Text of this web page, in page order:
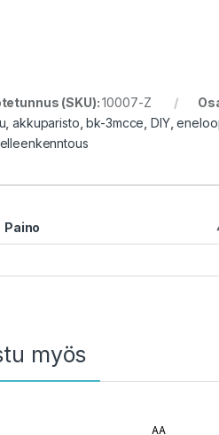
(SKU):10007-Z
,akkuparisto ,bk-3mcce ,DIY,
Paino
myös
AA